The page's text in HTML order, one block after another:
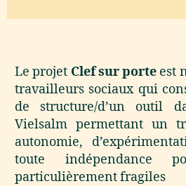
Le projet Clef sur porte est
travailleurs sociaux qui
de structure/d’un outil
Vielsalm permettant un
autonomie,
toute indépendance
particulièrement fragiles